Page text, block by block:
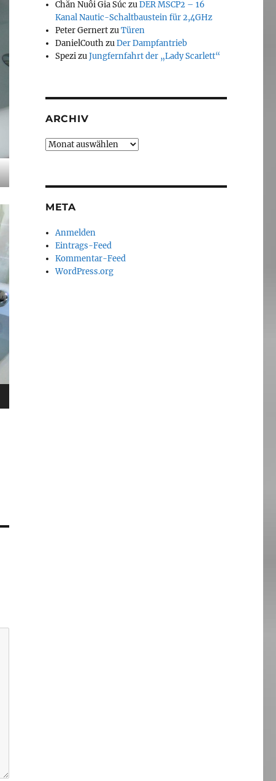
Chăn Nuôi Gia Súc zuDER MSCP2 – 16
Kanal Nautic-Schaltbaustein für 2,4GHz
Peter GernertzuTüren
DanielCouthzuDer Dampfantrieb
SpezizuJungfernfahrt der „Lady Scarlett“
ARCHIV
Archiv
META
Anmelden
Eintrags-Feed
Kommentar-Feed
WordPress.org